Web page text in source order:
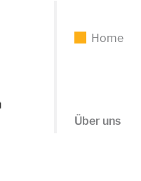
Home
Über uns